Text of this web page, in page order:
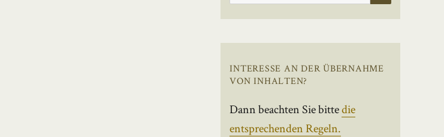
INTERESSE AN DER ÜBERNAHME
VON INHALTEN?
Dann beachten Sie bittedie
entsprechenden Regeln.